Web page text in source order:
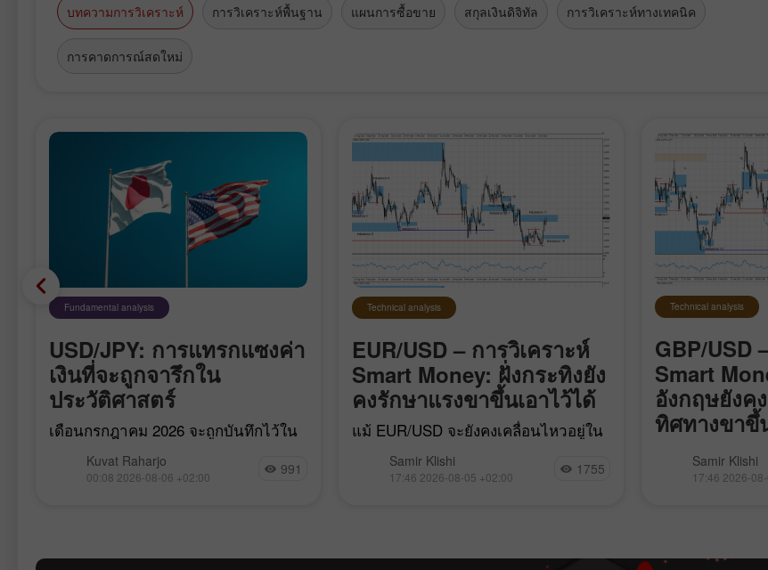
บทความการวิเคราะห์ การวิเคราะห์พื้นฐาน แผนการซื้อขาย สกุลเงินดิจิทัล การวิเคราะห์ทางเทคนิค
การคาดการณ์สดใหม่
Fundamental analysis
USD/JPY: การแทรกแซงค่า
เงินที่จะถูกจารึกใน
ประวัติศาสตร์
เดือนกรกฎาคม 2026 จะถูกบันทึกไว้ใน
เดือนที่ญี่ปุ่นและสหรัฐฯ ร่วมมือกัน
ปกป้องเงินเยนเป็นครั้งแรกในรอบ 15 ปี
ฉุดค่าเงินดอลลาร์สหรัฐต่อเยน
Kuvat Raharjo
00:08 2026-08-06 +02:00 991
Technical analysis
EUR/USD – การวิเคราะห์
Smart Money: ฝั่งกระทิงยัง
คงรักษาแรงขาขึ้นเอาไว้ได้
แม้ EUR/USD จะยังคงเคลื่อนไหวอยู่ใน
impulse) เดียวกับที่เริ่มต้นเมื่อวันที่ 17
เมษายน แต่ทุก ๆ วันฝั่งกระทิงก็ค่อย ๆ
Samir Klishi
17:46 2026-08-05 +02:00 1755
Technical analysis
GBP/USD
Smart
อังกฤษยังค
ทิศทางขาขึ้
คู่เงิน GBP/
สัปดาห์ที่แล้ว ส
Samir Klishi
17:46 2026-